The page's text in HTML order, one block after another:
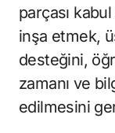
parçası
inşa etmek,
desteğini,
zamanı ve
edilmesini